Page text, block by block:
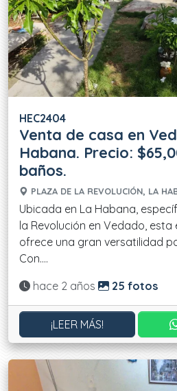
HEC2404
Venta de casa en
Habana. Precio:
baños.
PLAZA DE LA REVOLUCIÓN, LA
Ubicada en La Habana,
la Revolución en Vedado,
ofrece una gran versatilidad
Con....
Actualizado:
hace 2 años 25 fotos
¡LEER MÁS!